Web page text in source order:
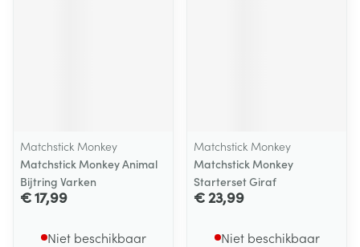
Matchstick Monkey
Matchstick Monkey Animal
Bijtring Varken
€ 17,99
Niet beschikbaar
Matchstick Monkey
Matchstick Monkey
Starterset Giraf
€ 23,99
Niet beschikbaar